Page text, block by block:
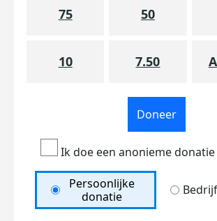
75 50
10 7.50
Doneer
Ik doe een anonieme donatie
Persoonlijke
donatie